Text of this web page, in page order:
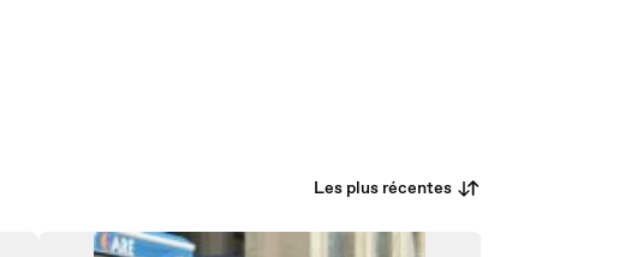
Les plus récentes